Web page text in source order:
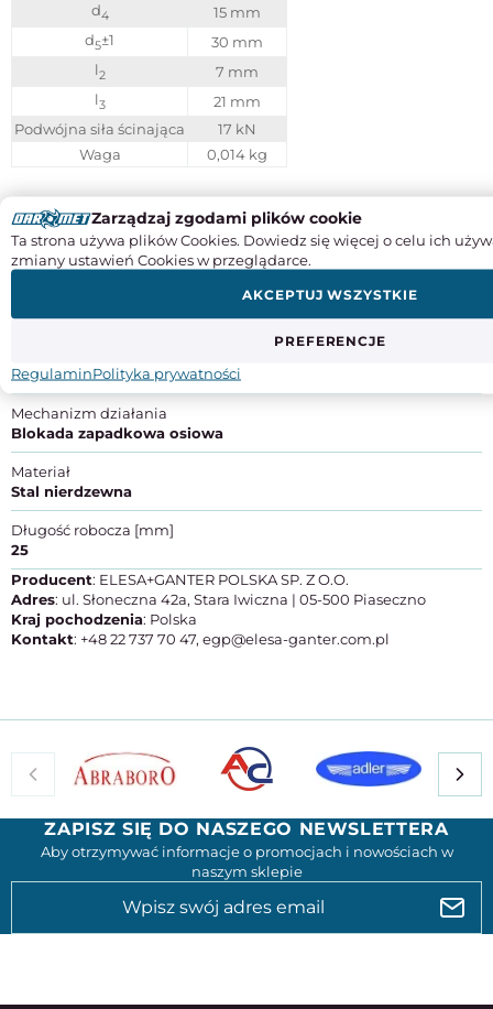
d4
15 mm
d5±1
30 mm
l2
7 mm
l3
21 mm
Podwójna siła ścinająca
17 kN
Waga
0,014 kg
Instrukcje obsługi
SPECYFIKACJA PRODUKTU
montażowe
6
Mechanizm działania
Blokada zapadkowa osiowa
Materiał
Stal nierdzewna
Długość robocza [mm]
25
Producent: ELESA+GANTER POLSKA SP. Z O.O.
Adres: ul. Słoneczna 42a, Stara Iwiczna | 05-500 Piaseczno
Kraj pochodzenia: Polska
Kontakt: +48 22 737 70 47, egp@elesa-ganter.com.pl
ZAPISZ SIĘ DO NASZEGO NEWSLETTERA
Aby otrzymywać informacje o promocjach i nowościach w
naszym sklepie
Zarządzaj zgodami plików cookie
Ta strona używa plików Cookies. Dowiedz się więcej o celu ich
zmiany ustawień Cookies w przeglądarce.
PREFERENCJE
AKCEPTUJ WSZYSTKIE
RegulaminPolityka prywatności